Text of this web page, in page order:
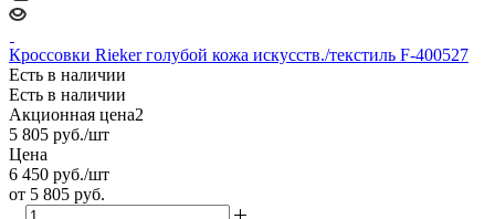
Кроссовки Rieker голубой кожа искусств./текстиль F-400527
Есть в наличии
Есть в наличии
Акционная цена2
5 805 руб./шт
Цена
6 450 руб./шт
от 5 805 руб.